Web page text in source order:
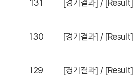
131 [경기결과] /
130 [경기결과] /
129 [경기결과] /